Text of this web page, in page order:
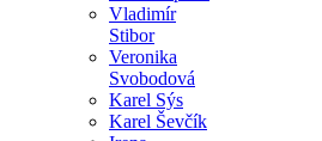
Vladimír
Stibor
Veronika
Svobodová
Karel Sýs
Karel Ševčík